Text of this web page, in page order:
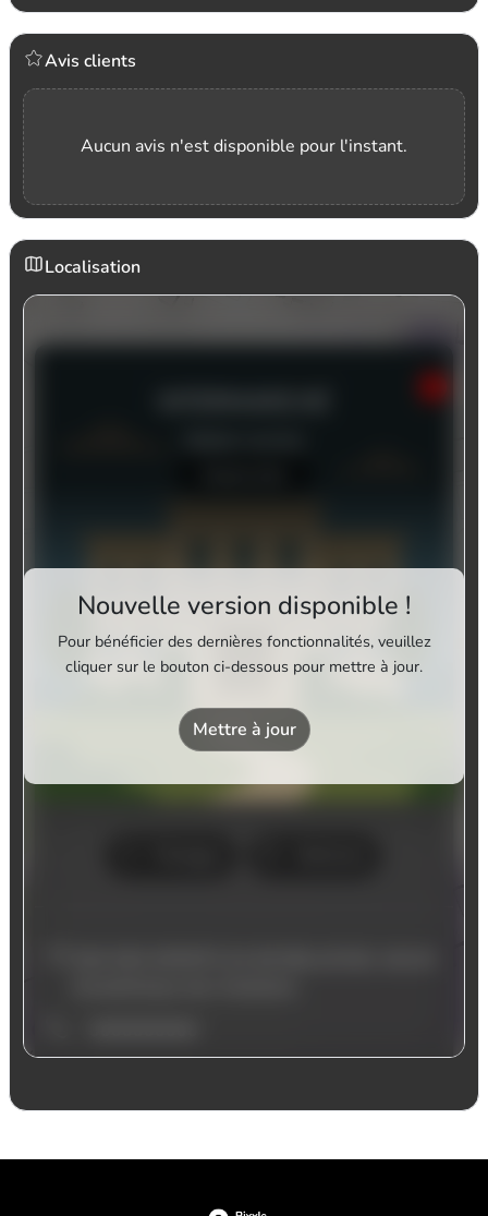
Avis clients
Aucun avis n'est disponible pour l'instant.
Localisation